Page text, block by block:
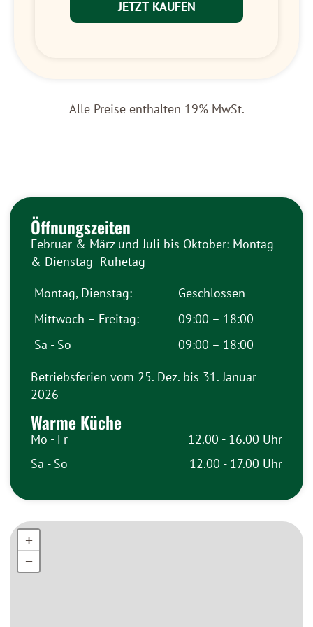
JETZT KAUFEN
Alle Preise enthalten 19% MwSt.
+
−
+
−
Öffnungszeiten
Februar & März und Juli bis Oktober: Montag
& Dienstag Ruhetag
Montag, Dienstag:
Geschlossen
Mittwoch – Freitag:
09:00 – 18:00
Sa - So
09:00 – 18:00
Betriebsferien vom 25. Dez. bis 31. Januar
2026
Warme Küche
Mo - Fr
12.00 - 16.00 Uhr
Sa - So
12.00 - 17.00 Uhr